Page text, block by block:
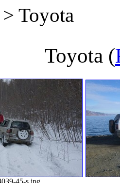
> Toyota
Toyota (
45-s.jpg